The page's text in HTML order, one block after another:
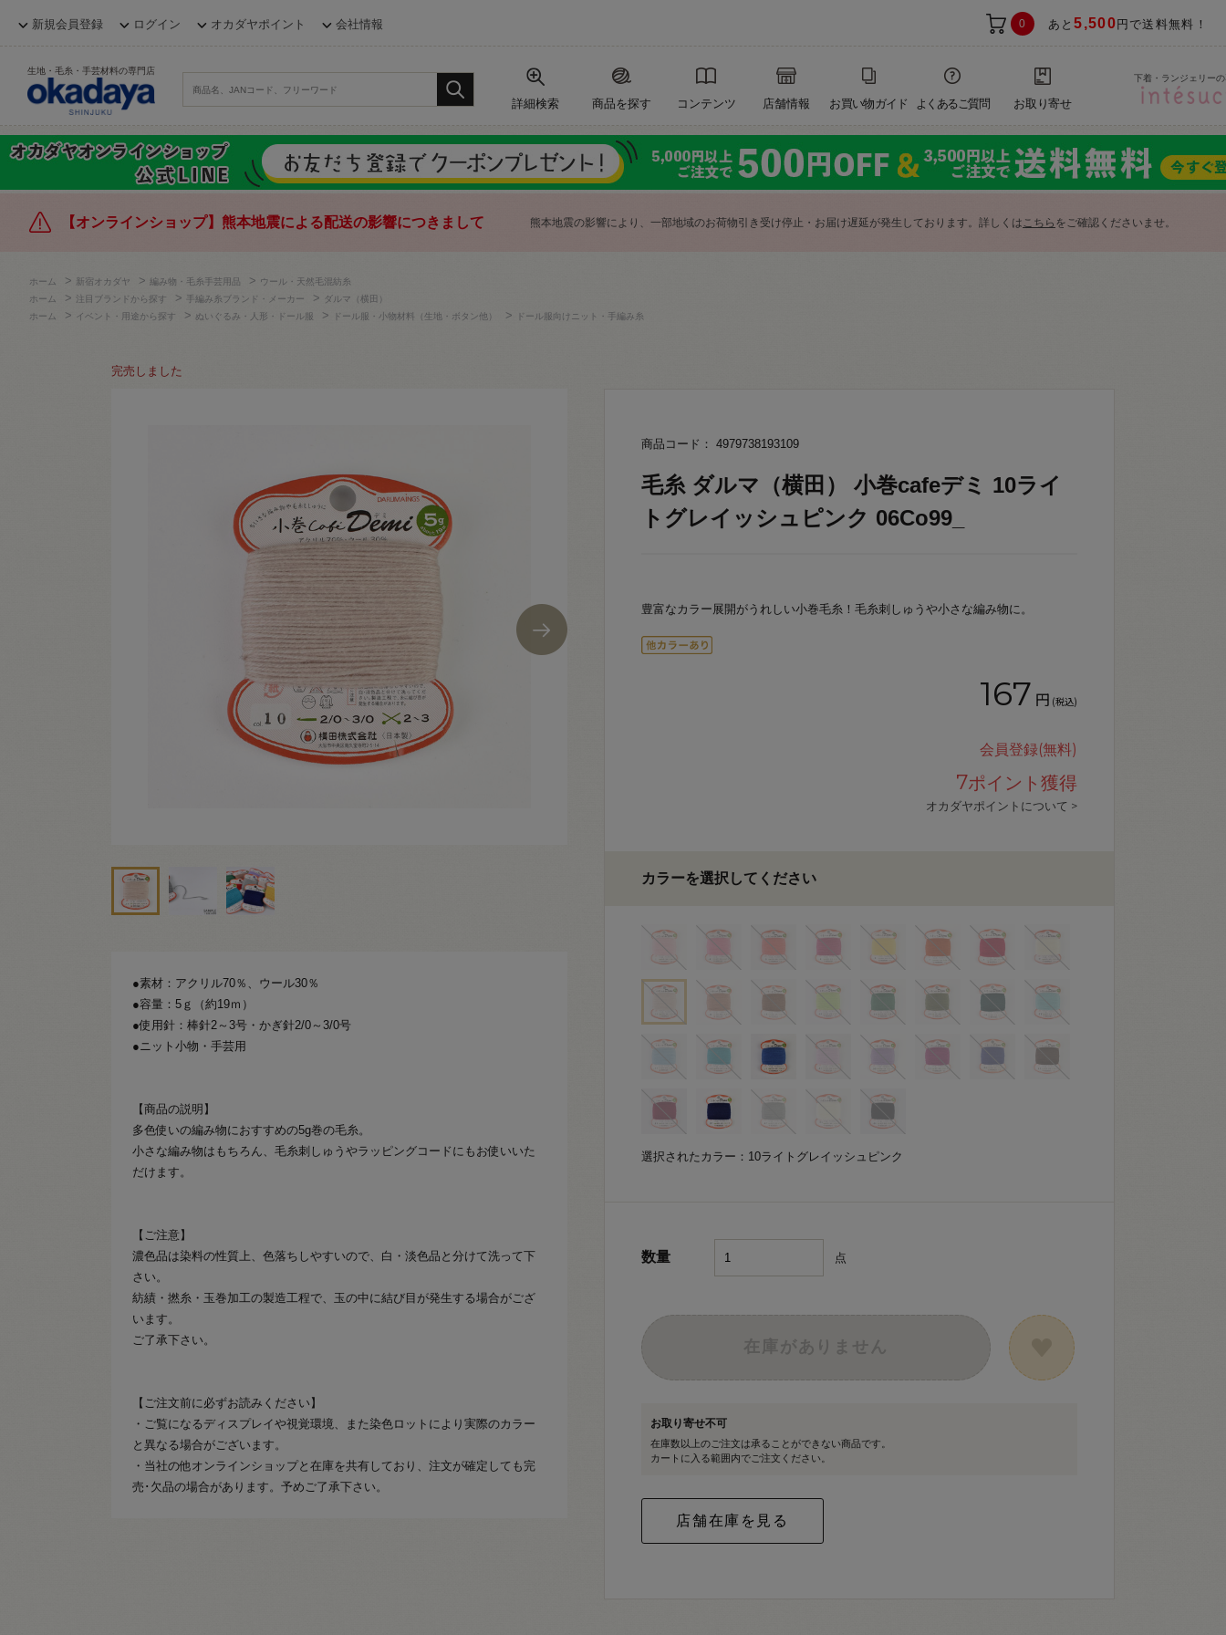
新規会員登録 ログイン オカダヤポイント 会社情報 0 あと5,500 円で送料無料！
生地・毛糸・手芸材料の専門店
詳細検索 商品を探す コンテンツ 店舗情報 お買い物ガイド よくあるご質問 お取り寄せ
下着・ランジェリー
【オンラインショップ】熊本地震による配送の影響につきまして 熊本地震の影響により、一部地域のお荷物引き受け停止・お届け遅延が発生しております。詳しくはこちら をご確認くださいませ。
ホーム > 新宿オカダヤ > 編み物・毛糸手芸用品 > ウール・天然毛混紡糸
ホーム
> 注目ブランドから探す > 手編み糸ブランド・メーカー >
ダルマ（横田）
ホーム
> イベント・用途から探す > ぬいぐるみ・人形・ドール服 > ドール服・小物材料（生地・ボタン他） > ドール服向けニット・手編み糸
完売しました
●素材：アクリル70％、ウール30％
●容量：5ｇ（約19ｍ）
●使用針：棒針2～3号・かぎ針2/0～3/0号
●ニット小物・手芸用
【商品の説明】
多色使いの編み物におすすめの5g巻の毛糸。
小さな編み物はもちろん、毛糸刺しゅうやラッピングコードにもお使いいた
だけます。
【ご注意】
濃色品は染料の性質上、色落ちしやすいので、白・淡色品と分けて洗って下
さい。
紡績・撚糸・玉巻加工の製造工程で、玉の中に結び目が発生する場合がござ
います。
ご了承下さい。
【ご注文前に必ずお読みください】
・ご覧になるディスプレイや視覚環境、また染色ロットにより実際のカラー
と異なる場合がございます。
・当社の他オンラインショップと在庫を共有しており、注文が確定しても完
売･欠品の場合があります。予めご了承下さい。
商品コード： 4979738193109
毛糸 ダルマ（横田） 小巻cafeデミ 10ライ
トグレイッシュピンク 06Co99_
豊富なカラー展開がうれしい小巻毛糸！毛糸刺しゅうや小さな編み物に。
167 円 (税込)
会員登録(無料)
7ポイント獲得
オカダヤポイントについて >
カラーを選択してください
選択されたカラー：10ライトグレイッシュピンク
数量 点
お取り寄せ不可
在庫数以上のご注文は承ることができない商品です。
カートに入る範囲内でご注文ください。